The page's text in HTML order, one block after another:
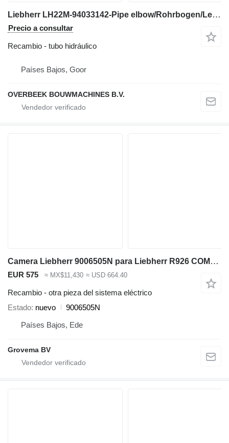
Liebherr LH22M-94033142-Pipe elbow/Rohrbogen/Leiding tubo hidráulico para excavadora
Precio a consultar
Recambio - tubo hidráulico
Países Bajos, Goor
OVERBEEK BOUWMACHINES B.V.
Camera Liebherr 9006505N para Liebherr R926 COMP / LH35 M / LH50 M / LH40 M / LH50 MHR / LH35 MT / LH50 MT / A918 COMPACT / LH22 M / LH24 M / LH26 M / LH30 M / LH60 MT / A910 comp / A912 COMPACT / A914 COMPACT / R924 COMPACT / R914 COMPACT / LH26 EC / LH110 M / LH80 MHR / LH80 M / LH80 C / LH60 MHR / LH60 M / LH60 CHR / LH60 C / LH110 MPHR / LH110 MP / LH110 C / LH 60 C / LH22 C / LH30 C / LH40 C / LH50 CHR / LH120 C / LH150 M / LH120 M / LH150 CHR / LH120 CG excavadora
EUR 575 ≈ MX$11,430 ≈ USD 664.40
Recambio - otra pieza del sistema eléctrico
Estado nuevo
9006505N
Países Bajos, Ede
Grovema BV